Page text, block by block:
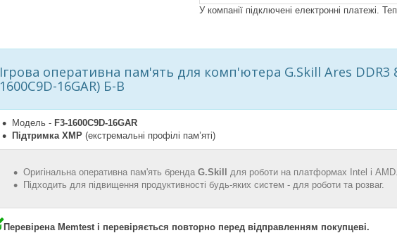
У компанії підключені електронні платежі.
Ігрова оперативна пам'ять для комп'ютера G.Skill Ares DDR3
1600C9D-16GAR) Б-В
Модель - F3-1600C9D-16GAR
Підтримка XMP (екстремальні профілі пам’яті)
Оригінальна оперативна пам'ять бренда G.Skill для роботи на платформах Intel і
Підходить для підвищення продуктивності будь-яких систем - для роботи та розваг.
Перевірена Memtest і перевіряється повторно перед відправленням покупцеві.